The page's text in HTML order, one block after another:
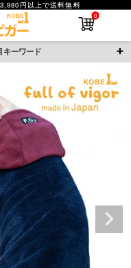
円以上で送料無料
0
キーワード
イン ラッシュガード
背中開きアイテム
利用ガイド
しない